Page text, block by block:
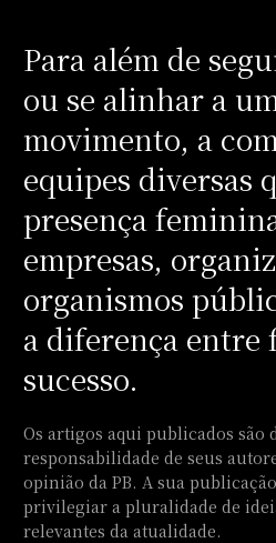
Para além de
ou se alinhar a
movimento, a
equipes diversas
presença
empresas,
organismos
a diferença entre
sucesso.
Os artigos aqui publicados são
responsabilidade de seus
opinião da PB. A sua
privilegiar a pluralidade de
relevantes da atualidade.